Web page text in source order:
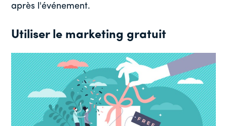
après l'événement.
Utiliser le marketing gratuit